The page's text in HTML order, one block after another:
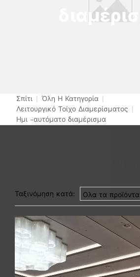
Σπίτι Όλη Η Κατηγορία
Λειτουργικό Τοίχο Διαμερίσματος
Ημι -αυτόματο διαμέρισμα
Ταξινόμηση κατά: Ολα τα προϊόντα